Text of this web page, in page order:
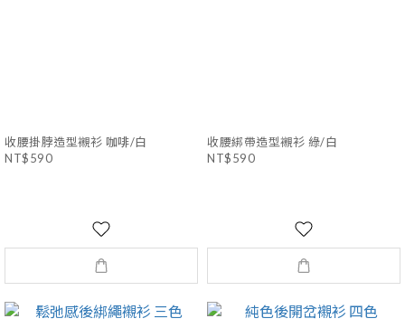
收腰掛脖造型襯衫 咖啡/白
NT$590
收腰綁帶造型襯衫 綠/白
NT$590